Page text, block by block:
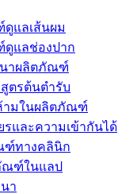
แลเส้นผม
แลช่องปาก
นาผลิตภัณฑ์
ตรต้นตำรับ
ามในผลิตภัณฑ์
และความเข้ากันได้
ฑ์ทางคลินิก
ณฑ์ในแลป
า